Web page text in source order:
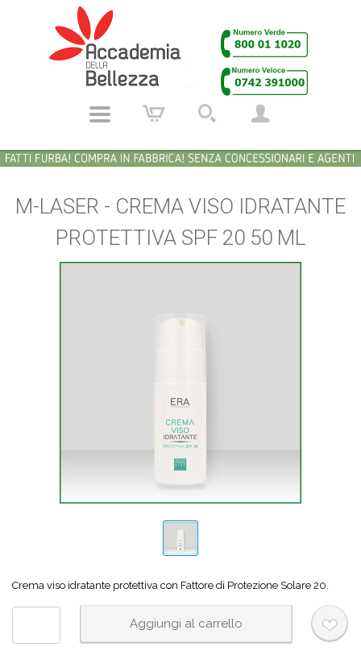
M-LASER - CREMA VISO IDRATANTE
PROTETTIVA SPF 20 50 ML
Crema viso idratante protettiva con Fattore di Protezione Solare 20.